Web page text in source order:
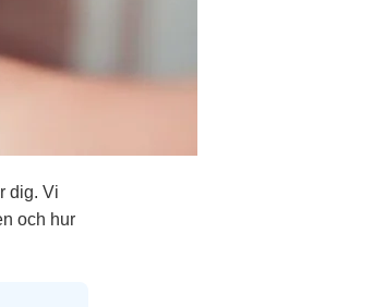
dig. Vi
och hur